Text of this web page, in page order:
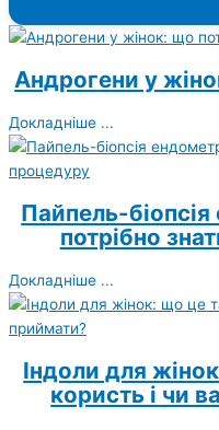
Андрогени у
Докладніше ...
Пайпель-
потрібно
Докладніше ...
Індоли для
користь і чи